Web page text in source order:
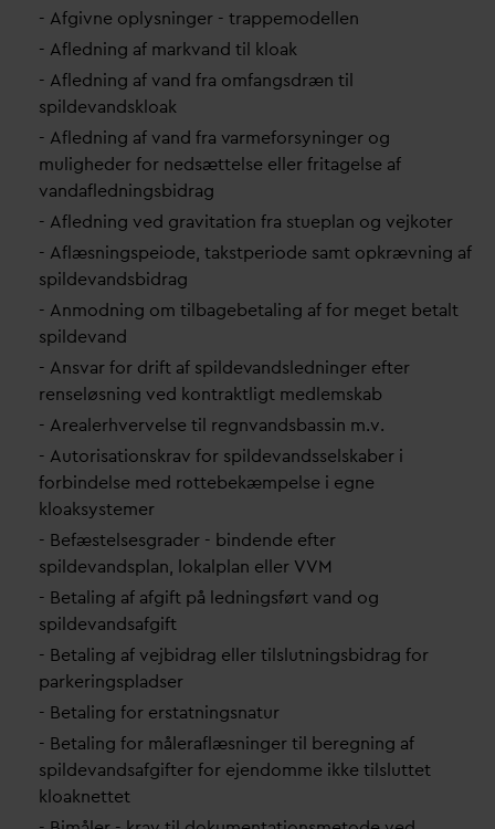
- Afgivne oplysninger - trappemodellen
- Afledning af markvand til kloak
- Afledning af vand fra omfangsdræn til
spildevandskloak
- Afledning af vand fra varmeforsyninger og
muligheder for nedsættelse eller fritagelse af
vandafledningsbidrag
- Afledning ved gravitation fra stueplan og vejkoter
- Aflæsningspeiode, takstperiode samt opkrævning af
spildevandsbidrag
- Anmodning om tilbagebetaling af for meget betalt
spildevand
- Ansvar for drift af spildevandsledninger efter
renseløsning ved kontraktligt medlemskab
- Arealerhvervelse til regnvandsbassin m.v.
- Autorisationskrav for spildevandsselskaber i
forbindelse med rottebekæmpelse i egne
kloaksystemer
- Befæstelsesgrader - bindende efter
spildevandsplan, lokalplan eller VVM
- Betaling af afgift på ledningsført vand og
spildevandsafgift
- Betaling af vejbidrag eller tilslutningsbidrag for
parkeringspladser
- Betaling for erstatningsnatur
- Betaling for måleraflæsninger til beregning af
spildevandsafgifter for ejendomme ikke tilsluttet
kloaknettet